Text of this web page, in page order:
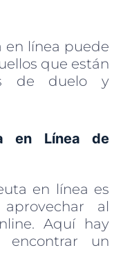
en línea puede
que están
de duelo y
en Línea de
en línea es
al
Aquí hay
encontrar un